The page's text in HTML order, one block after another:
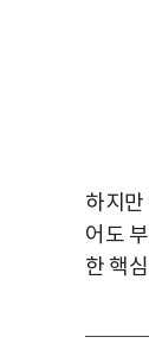
하지
어도
한 핵